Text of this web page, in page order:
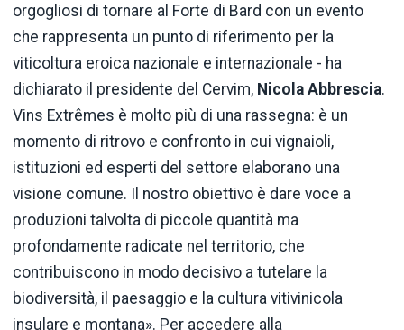
orgogliosi di tornare al Forte di Bard con un evento
che rappresenta un punto di riferimento per la
viticoltura eroica nazionale e internazionale - ha
dichiarato il presidente del Cervim, Nicola Abbrescia.
Vins Extrêmes è molto più di una rassegna: è un
momento di ritrovo e confronto in cui vignaioli,
istituzioni ed esperti del settore elaborano una
visione comune. Il nostro obiettivo è dare voce a
produzioni talvolta di piccole quantità ma
profondamente radicate nel territorio, che
contribuiscono in modo decisivo a tutelare la
biodiversità, il paesaggio e la cultura vitivinicola
insulare e montana». Per accedere alla